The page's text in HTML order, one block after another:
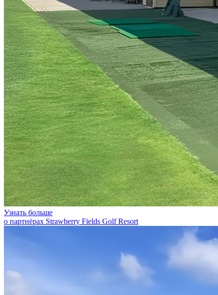
Узнать больше
о партнёрах Strawberry Fields Golf Resort